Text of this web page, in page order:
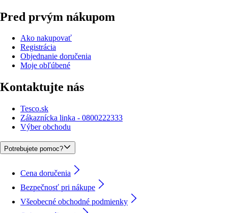
Pred prvým nákupom
Ako nakupovať
Registrácia
Objednanie doručenia
Moje obľúbené
Kontaktujte nás
Tesco.sk
Zákaznícka linka - 0800222333
Výber obchodu
Potrebujete pomoc?
Cena doručenia
Bezpečnosť pri nákupe
Všeobecné obchodné podmienky